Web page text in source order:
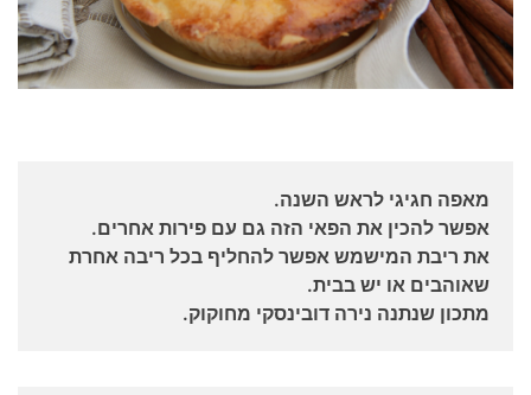
מאפה חגיגי לראש השנה.
אפשר להכין את הפאי הזה גם עם פירות אחרים.
את ריבת המישמש אפשר להחליף בכל ריבה אחרת
שאוהבים או יש בבית.
מתכון שנתנה נירה דובינסקי מחוקוק.